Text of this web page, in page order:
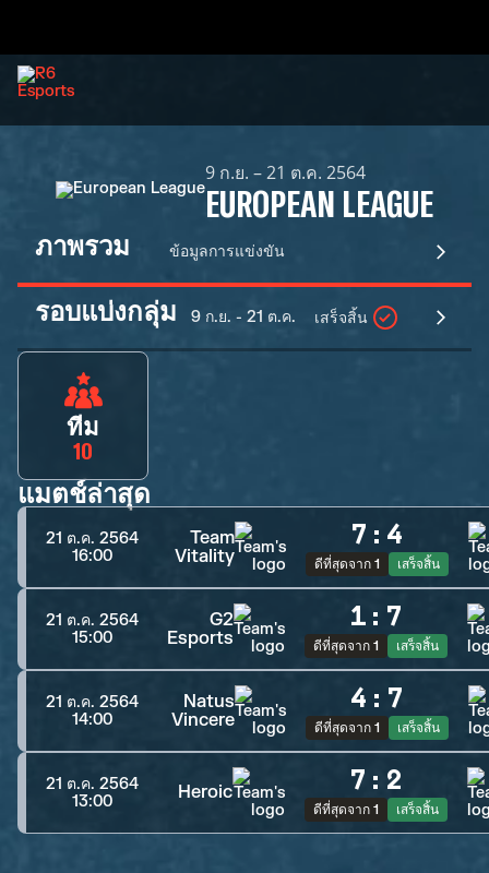
9 ก.ย. – 21 ต.ค. 2564
EUROPEAN LEAGUE
ภาพรวม ข้อมูลการแข่งขัน
รอบแบ่งกลุ่ม 9 ก.ย. - 21 ต.ค. เสร็จสิ้น
ทีม
10
แมตช์ล่าสุด
21 ต.ค. 2564
16:00
Team
Vitality
7 : 4
ดีที่สุดจาก 1 เสร็จสิ้น
21 ต.ค. 2564
15:00
G2
Esports
1 : 7
ดีที่สุดจาก 1 เสร็จสิ้น
21 ต.ค. 2564
14:00
Natus
Vincere
4 : 7
ดีที่สุดจาก 1 เสร็จสิ้น
21 ต.ค. 2564
13:00
Heroic 7 : 2
ดีที่สุดจาก 1 เสร็จสิ้น